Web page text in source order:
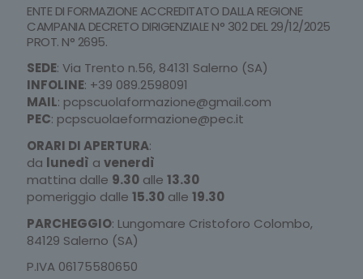
ENTE DI FORMAZIONE ACCREDITATO DALLA REGIONE
CAMPANIA DECRETO DIRIGENZIALE N° 302 DEL 29/12/2025
PROT. N° 2695.
SEDE: Via Trento n.56, 84131 Salerno (SA)
INFOLINE: +39 089.2598091
MAIL: pcpscuolaformazione@gmail.com
PEC: pcpscuolaeformazione@pec.it
ORARI DI APERTURA:
da lunedì a venerdì
mattina dalle 9.30 alle 13.30
pomeriggio dalle 15.30 alle 19.30
PARCHEGGIO: Lungomare Cristoforo Colombo,
84129 Salerno (SA)
P.IVA 06175580650